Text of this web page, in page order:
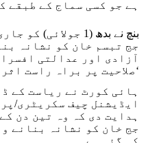
ہے جو کسی سماج کے طبقے
بنچ نے بدھ (1
جج تبسم خان کو نشانہ
آزادی اور عدالتی
صلاحیت پر براہ راست اثر ڈالتے ہیں۔‘
ہائی کورٹ نے ریاست کے
ایڈیشنل چیف سکریٹری/
ہدایت دی کہ وہ تین دن
جج خان کو نشانہ بنانے
کی گئی ہے۔